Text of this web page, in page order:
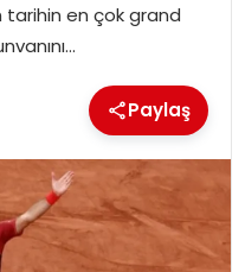
tarihin en çok grand
Paylaş